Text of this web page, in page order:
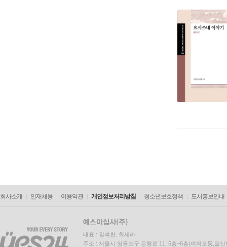
회사소개 인재채용 이용약관 개인정보처리방침 청소년보호정책 도서홍보안내
대표 : 김석환, 최세라
주소 : 서울시 영등포구 은행로 11, 5층~6층(여의도동,일신